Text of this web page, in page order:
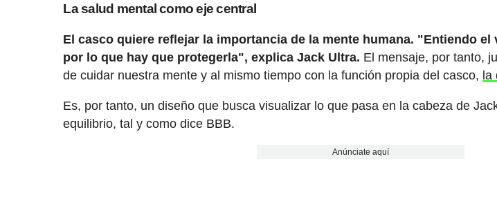
La salud mental como eje central
El casco quiere reflejar la importancia de la mente humana. "Entiendo el
por lo que hay que protegerla", explica Jack Ultra. El mensaje, por tanto,
de cuidar nuestra mente y al mismo tiempo con la función propia del casco, la
Es, por tanto, un diseño que busca visualizar lo que pasa en la cabeza de
equilibrio, tal y como dice BBB.
Anúnciate aquí